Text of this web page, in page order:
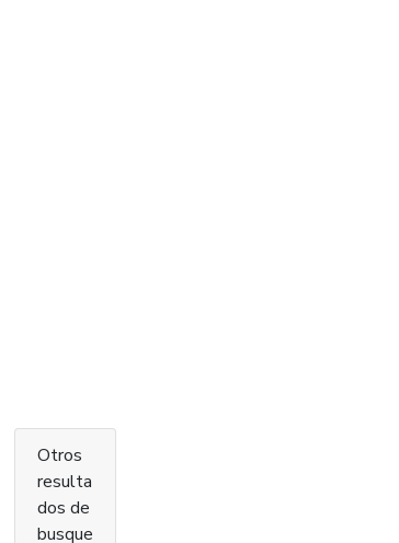
Otros
resulta
dos de
busque